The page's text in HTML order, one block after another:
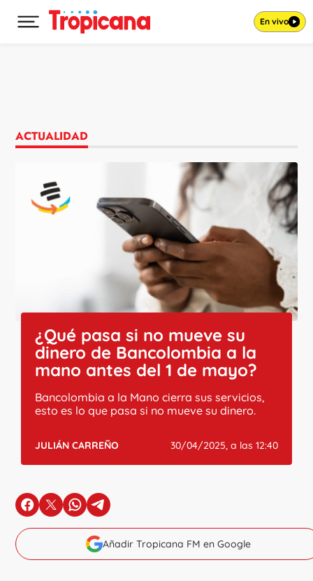
Desplegar menú principal En vivo
ACTUALIDAD
¿Qué pasa si no mueve su
dinero de Bancolombia a la
mano antes del 1 de mayo?
Bancolombia a la Mano cierra sus servicios,
esto es lo que pasa si no mueve su dinero.
JULIÁN CARREÑO 30/04/2025, a las 12:40
en Facebook
en Xen Whatsapp
en Telegram
Añadir Tropicana FM en Google